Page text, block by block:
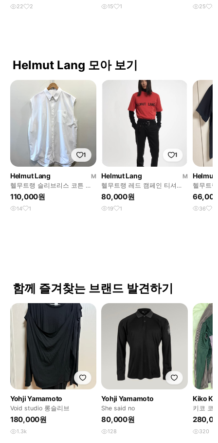
22 2 15 1 25 4
Helmut Lang 모아 보기
1
Helmut Lang
M
헬무트랭 슬리브리스 코튼 포
플린 셔츠
110,000원
14 1
1
Helmut Lang
M
헬무트랭 레드 캠페인 티셔츠
M
80,000원
19 1
Helmut
헬무트
36 3
함께 즐겨찾는 브랜드 발견하기
Yohji Yamamoto
Void studio 롱슬리브
180,000원
1.3k
Yohji Yamamoto
She said no
80,000원
128
Kiko
키코 코
로
320